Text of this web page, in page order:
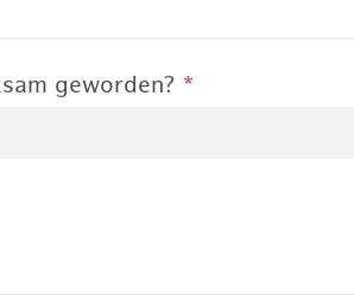
geworden? *